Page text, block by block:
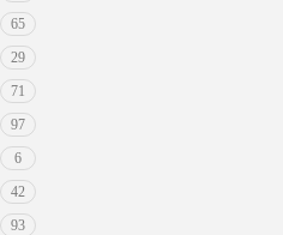
65
29
71
97
6
42
93